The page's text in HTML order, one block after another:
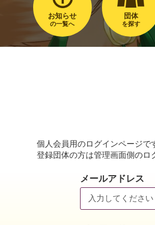
お知らせ
の一覧へ
団体
を探す
個人会員用のログインページで
登録団体の方は管理画面側のロ
メールアドレス